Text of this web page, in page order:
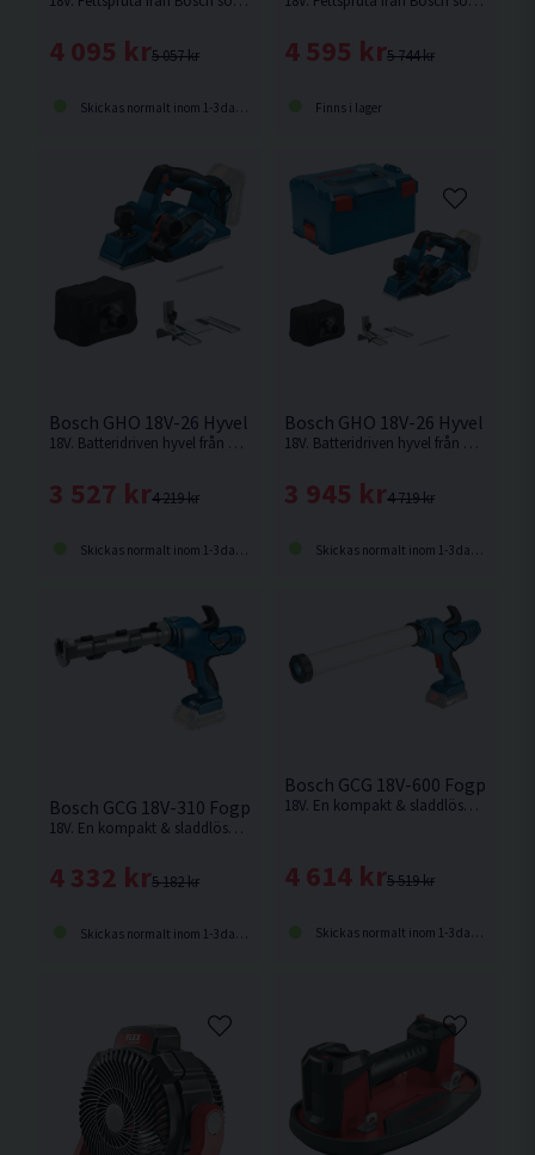
5 057 kr
4 095 kr
Skickas normalt inom 1-3 dagar
5 744 kr
4 595 kr
Finns i lager
Bosch GHO 18V-26 Hyvel 18V
18V. Batteridriven hyvel från Bosch med en motorbroms som stoppar bladtrumman på mindre än en sekund. Levereras utan batteri och laddare.
4 219 kr
3 527 kr
Skickas normalt inom 1-3 dagar
Bosch GHO 18V-26 Hyvel 18V
18V. Batteridriven hyvel från Bosch med en motorbroms som stoppar bladtrumman på mindre än en sekund. Levereras utan batteri och laddare.
4 719 kr
3 945 kr
Skickas normalt inom 1-3 dagar
Bosch GCG 18V-310 Fogpistol 18V
18V. En kompakt & sladdlösa 18V-tätningspistol från Bosch – för patroner på upp till 310 ml. Levereras utan batteri och laddare.
5 182 kr
4 332 kr
Skickas normalt inom 1-3 dagar
Bosch GCG 18V-600 Fogpistol
18V. En kompakt & sladdlösa 18V-tätningspistol från Bosch – för både patroner på 310 & 400ml samt portionspåsar på 400 & 600ml. Levereras utan batteri och laddare.
5 519 kr
4 614 kr
Skickas normalt inom 1-3 dagar